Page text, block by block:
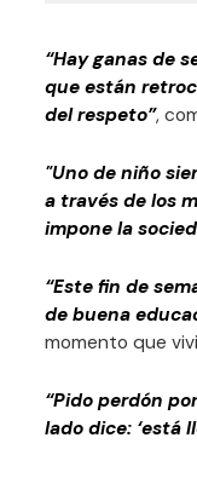
“Hay ganas de
que están
del respeto”,
"Uno de niño
a través de los
impone la
“Este fin de
de buena
momento que
“Pido perdón
lado dice: ‘está